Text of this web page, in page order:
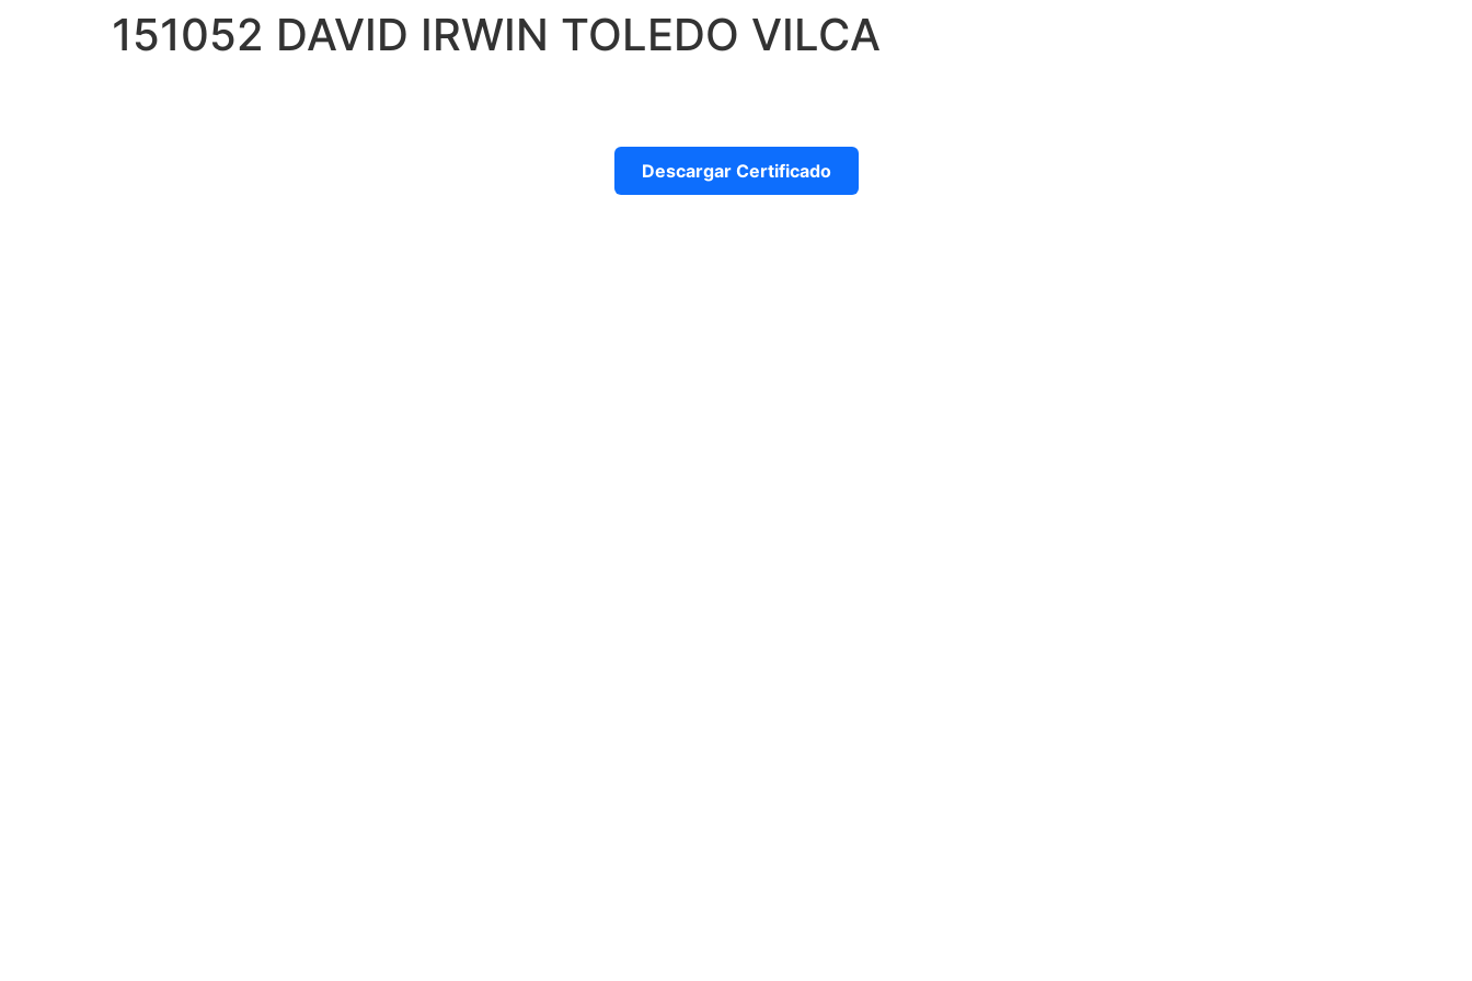
151052 DAVID IRWIN TOLEDO VILCA
Descargar Certificado